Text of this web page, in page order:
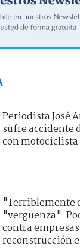
Periodista José
sufre accidente
con motociclista
"Terriblemente
"vergüenza":
contra
reconstrucción